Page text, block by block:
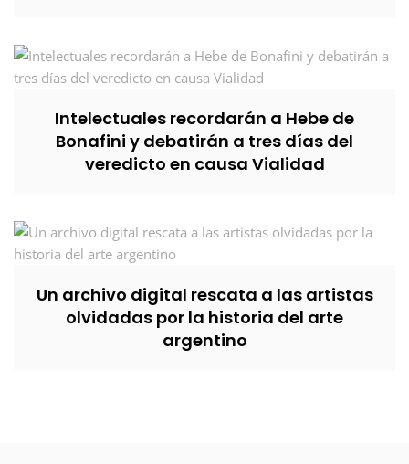
Intelectuales recordarán a Hebe de
Bonafini y debatirán a tres días del
veredicto en causa Vialidad
Un archivo digital rescata a las artistas
olvidadas por la historia del arte
argentino